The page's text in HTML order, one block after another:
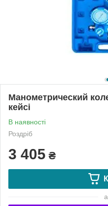
Манометрический
кейсі
В наявності
Роздріб
3 405 ₴